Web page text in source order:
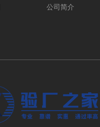
公司简介